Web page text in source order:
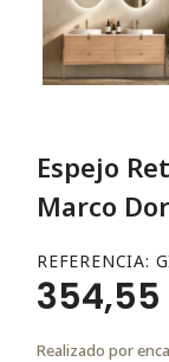
Espejo
Marco
REFERENCIA
Realizado por